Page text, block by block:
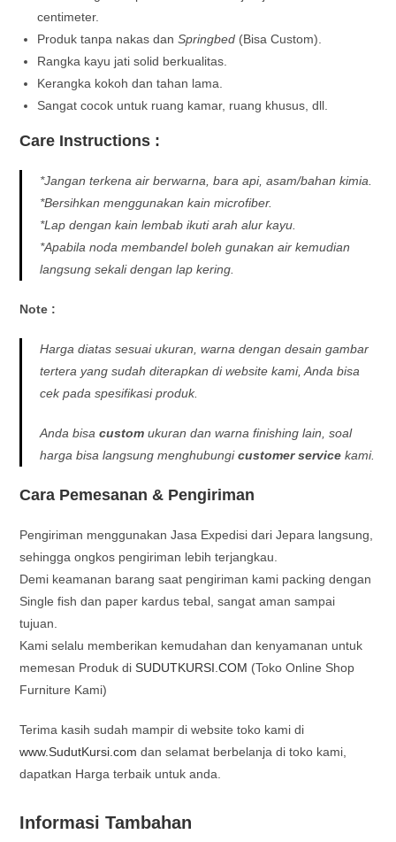
centimeter.
Produk tanpa nakas danSpringbed (Bisa Custom).
Rangka kayu jati solid berkualitas.
Kerangka kokoh dan tahan lama.
Sangat cocok untuk ruang kamar, ruang khusus, dll.
Care Instructions :
*Jangan terkena air berwarna, bara api, asam/bahan kimia.
*Bersihkan menggunakan kain microfiber.
*Lap dengan kain lembab ikuti arah alur kayu.
*Apabila noda membandel boleh gunakan air kemudian
langsung sekali dengan lap kering.
Note :
Harga diatas sesuai ukuran, warna dengan desain gambar
tertera yang sudah diterapkan di website kami, Anda bisa
cek pada spesifikasi produk.
Anda bisacustomukuran dan warna finishing lain , soal
harga bisa langsung menghubungicustomer service kami.
Cara Pemesanan & Pengiriman
Pengiriman menggunakan Jasa Expedisi dari Jepara langsung,
sehingga ongkos pengiriman lebih terjangkau.
Demi keamanan barang saat pengiriman kami packing dengan
Single fish dan paper kardus tebal, sangat aman sampai
tujuan.
Kami selalu memberikan kemudahan dan kenyamanan untuk
memesan Produk diSUDUTKURSI.COM (Toko Online Shop
Furniture Kami)
Terima kasih sudah mampir di website toko kami di
www.SudutKursi.com dan selamat berbelanja di toko kami,
dapatkan Harga terbaik untuk anda.
Informasi Tambahan